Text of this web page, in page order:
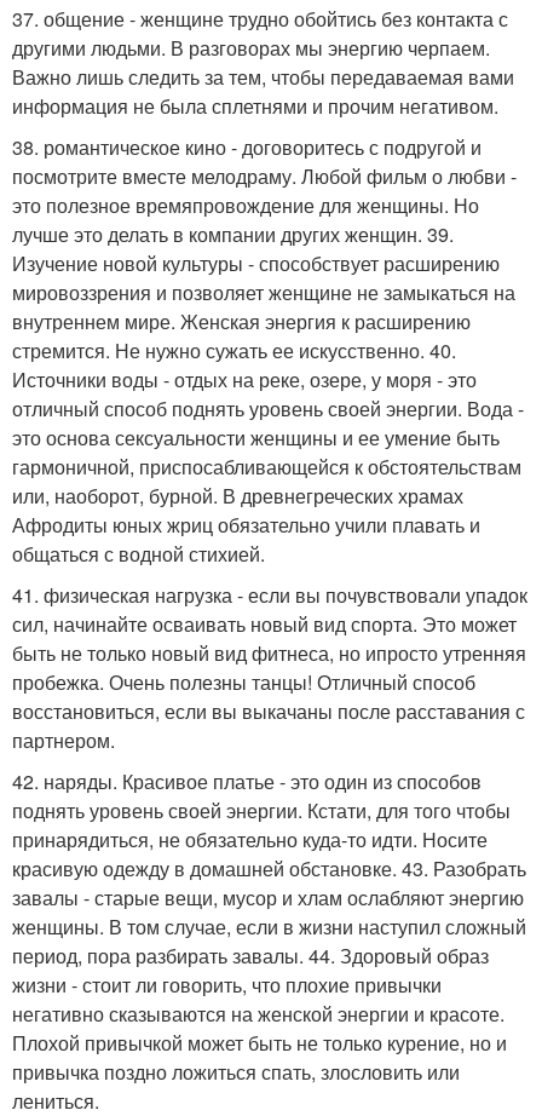
37. общение - женщине трудно обойтись без контакта с
другими людьми. В разговорах мы энергию черпаем.
Важно лишь следить за тем, чтобы передаваемая вами
информация не была сплетнями и прочим негативом.
38. романтическое кино - договоритесь с подругой и
посмотрите вместе мелодраму. Любой фильм о любви -
это полезное времяпровождение для женщины. Но
лучше это делать в компании других женщин. 39.
Изучение новой культуры - способствует расширению
мировоззрения и позволяет женщине не замыкаться на
внутреннем мире. Женская энергия к расширению
стремится. Не нужно сужать ее искусственно. 40.
Источники воды - отдых на реке, озере, у моря - это
отличный способ поднять уровень своей энергии. Вода -
это основа сексуальности женщины и ее умение быть
гармоничной, приспосабливающейся к обстоятельствам
или, наоборот, бурной. В древнегреческих храмах
Афродиты юных жриц обязательно учили плавать и
общаться с водной стихией.
41. физическая нагрузка - если вы почувствовали упадок
сил, начинайте осваивать новый вид спорта. Это может
быть не только новый вид фитнеса, но ипросто утренняя
пробежка. Очень полезны танцы! Отличный способ
восстановиться, если вы выкачаны после расставания с
партнером.
42. наряды. Красивое платье - это один из способов
поднять уровень своей энергии. Кстати, для того чтобы
принарядиться, не обязательно куда-то идти. Носите
красивую одежду в домашней обстановке. 43. Разобрать
завалы - старые вещи, мусор и хлам ослабляют энергию
женщины. В том случае, если в жизни наступил сложный
период, пора разбирать завалы. 44. Здоровый образ
жизни - стоит ли говорить, что плохие привычки
негативно сказываются на женской энергии и красоте.
Плохой привычкой может быть не только курение, но и
привычка поздно ложиться спать, злословить или
лениться.